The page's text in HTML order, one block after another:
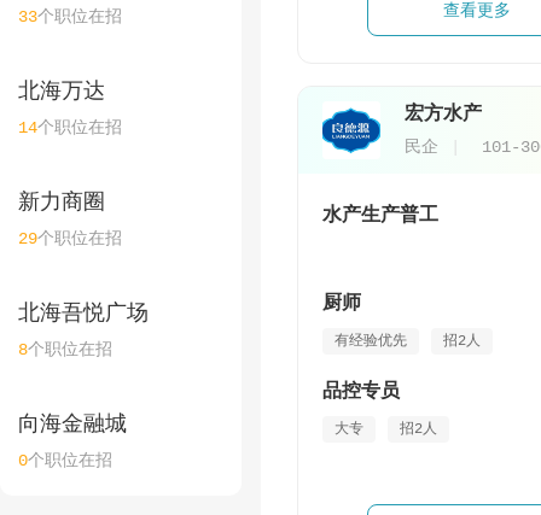
33个职位在招
北海万达
14个职位在招
新力商圈
29个职位在招
北海吾悦广场
8个职位在招
向海金融城
0个职位在招
查看更多
宏方水产
民企 101-
水产生产普工
厨师
有经验优先 招2人
品控专员
大专 招2人